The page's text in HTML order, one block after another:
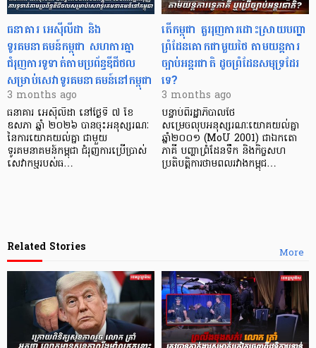
ធនាគារ អេស៊ីលីដា និង
ទូរគមនាគមន៍កម្ពុជា សហការគ្នា
ជំរុញការទូទាត់តាមប្រព័ន្ធឌីជីថល
សម្រាប់សេវាទូរគមនាគមន៍នៅកម្ពុជា
3 months ago
ធនាគារ អេស៊ីលីដា នៅថ្ងៃទី ៧ ខែ
ឧសភា ឆ្នាំ ២០២៦ បានចុះអនុស្សរណៈ
នៃការយោគយល់គ្នា ជាមួយ
ទូរគមនាគមន៍កម្ពុជា ជំរុញការប្រើប្រាស់
សេវាកម្មរបស់ធ…
តើកម្ពុជា គួររុញការដោះស្រាយបញ្ហា
ព្រំដែនគោកជាមួយថៃ តាមយន្តការ
ច្បាប់អន្តរជាតិ ដូចព្រំដែនសមុទ្រដែរ
ទេ?
3 months ago
បន្ទាប់ពីរដ្ឋាភិបាលថៃ
សម្រេចលុបអនុស្សរណៈយោគយល់គ្នា
ឆ្នាំ២០០១ (MoU 2001) ជាឯកតោ
ភាគី បញ្ហាព្រំដែនទឹក និងកិច្ចសហ
ប្រតិបត្តិការថាមពលរវាងកម្ពុជ…
More
Related Stories